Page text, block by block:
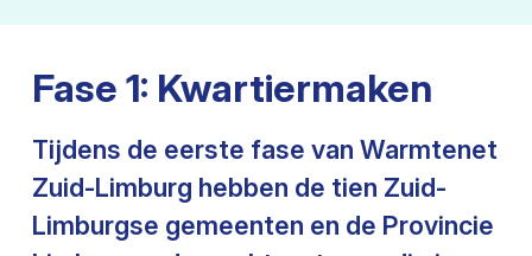
Fase 1: Kwartiermaken
Tijdens de eerste fase van Warmtenet
Zuid-Limburg hebben de tien Zuid-
Limburgse gemeenten en de Provincie